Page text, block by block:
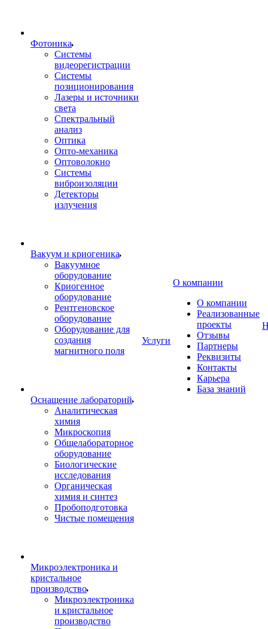
Фотоника
Cистемы
видеорегистрации
Системы
позиционирования
Лазеры и источники
света
Спектральный
анализ
Оптика
Опто-механика
Оптоволокно
Системы
виброизоляции
Детекторы
излучения
Вакуум и криогеника
Вакуумное
оборудование
Криогенное
оборудование
Рентгеновское
оборудование
Оборудование для
создания
магнитного поля
Оснащение лабораторий
Аналитическая
химия
Микроскопия
Общелабораторное
оборудование
Биологические
исследования
Органическая
химия и синтез
Пробоподготовка
Чистые помещения
Микроэлектроника и
кристальное
производство
Микроэлектроника
и кристальное
производство
Услуги
О компании
О компании
Реализованные
проекты
Отзывы
Партнеры
Реквизиты
Контакты
Карьера
База знаний